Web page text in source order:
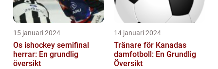
15 januari 2024
Os ishockey semifinal
herrar: En grundlig
översikt
14 januari 2024
Tränare för Kanadas
damfotboll: En Grundlig
Översikt